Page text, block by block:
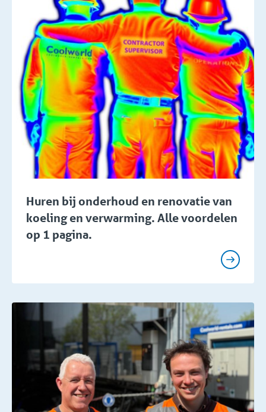
Huren bij onderhoud en renovatie van
koeling en verwarming. Alle voordelen
op 1 pagina.